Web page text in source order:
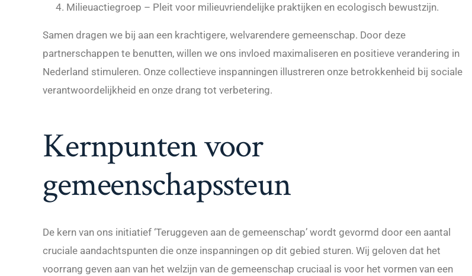
Milieuactiegroep – Pleit voor milieuvriendelijke praktijken en ecologisch bewustzijn.
Samen dragen we bij aan een krachtigere, welvarendere gemeenschap. Door deze
partnerschappen te benutten, willen we ons invloed maximaliseren en positieve verandering in
Nederland stimuleren. Onze collectieve inspanningen illustreren onze betrokkenheid bij sociale
verantwoordelijkheid en onze drang tot verbetering.
Kernpunten voor
gemeenschapssteun
De kern van ons initiatief ‘Teruggeven aan de gemeenschap’ wordt gevormd door een aantal
cruciale aandachtspunten die onze inspanningen op dit gebied sturen. Wij geloven dat het
voorrang geven aan van het welzijn van de gemeenschap cruciaal is voor het vormen van een